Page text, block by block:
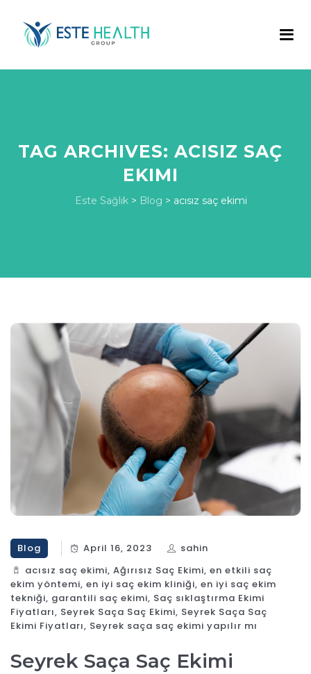
TAG ARCHIVES: ACISIZ SAÇ
EKIMI
Este Sağlık> Blog > acısız saç ekimi
Blog April 16, 2023
sahin
acısız saç ekimi, Ağırısız Saç Ekimi, en etkili saç
ekim yöntemi, en iyi saç ekim kliniği, en iyi saç ekim
tekniği, garantili saç ekimi, Saç sıklaştırma Ekimi
Fiyatları, Seyrek Saça Saç Ekimi, Seyrek Saça Saç
Ekimi Fiyatları, Seyrek saça saç ekimi yapılır mı
Seyrek Saça Saç Ekimi